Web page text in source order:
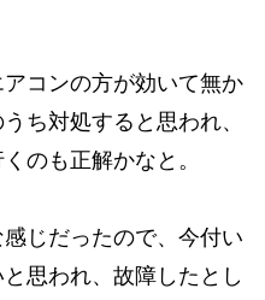
コンの方が効いて無か
ち対処すると思われ、
のも正解かなと。
じだったので、今付い
思われ、故障したとし